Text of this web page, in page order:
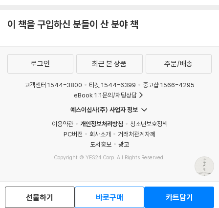
： 김동원 現 Real Math학원 근무(前 멘토수학학원 원장) ：
이다. 매일 새로운 길을 만들면서 혼자 가는 외로움과 그러면서 전체를 아
우르며 같이 가야 하는 책임에 대하여 분명하게 제시하고 있다. 오랜 기간
사장 직책을 수행하면서도 흐릿하게 느꼈던 길이 한결 밝아졌다. 경영자
제위께 일독을 권한다.
： 조항원 (주)대성미생물연구소 사장：
저자의 전작 《사장으로 산다는 것》에 이은 이 책 《사장의 길》은 이 시대를
살아가는 사장의 고민과 그 자리를 지향하는 리더들의 고민이 같은 길 위
에서 같은 방향을 향하고 있음을 일깨워 주고 있다. 저자는 그 길 위에서 반
복되는 시련을 딛고 일어선 사장의 내면을 들여다보고 위로한다. 그리고
사장의 고민이 서로 다르지 않음을 전하며 함께 같은 길을 걸어가는 동행
선장에게 길을 알려주는 북극성의 별빛처럼 영롱하고 따뜻하게 느껴졌다.
그의 시선을 따라 내 마음도 밖이 아닌 안을 향한다.
이 책을 구입하신 분들이 산 분야 책
선물하기 바로구매 카트담기
로그인 최근 본 상품 주문/배송
고객센터 1544-3800 티켓 1544-6399
중고샵 1566-4295
eBook 1:1문의/채팅상담
예스이십사(주) 사업자 정보
이용약관
개인정보처리방침
청소년보호정책
PC버전
회사소개
거래처관계자께
도서홍보
광고
Copyright © YES24 Corp. All Rights Reserved.